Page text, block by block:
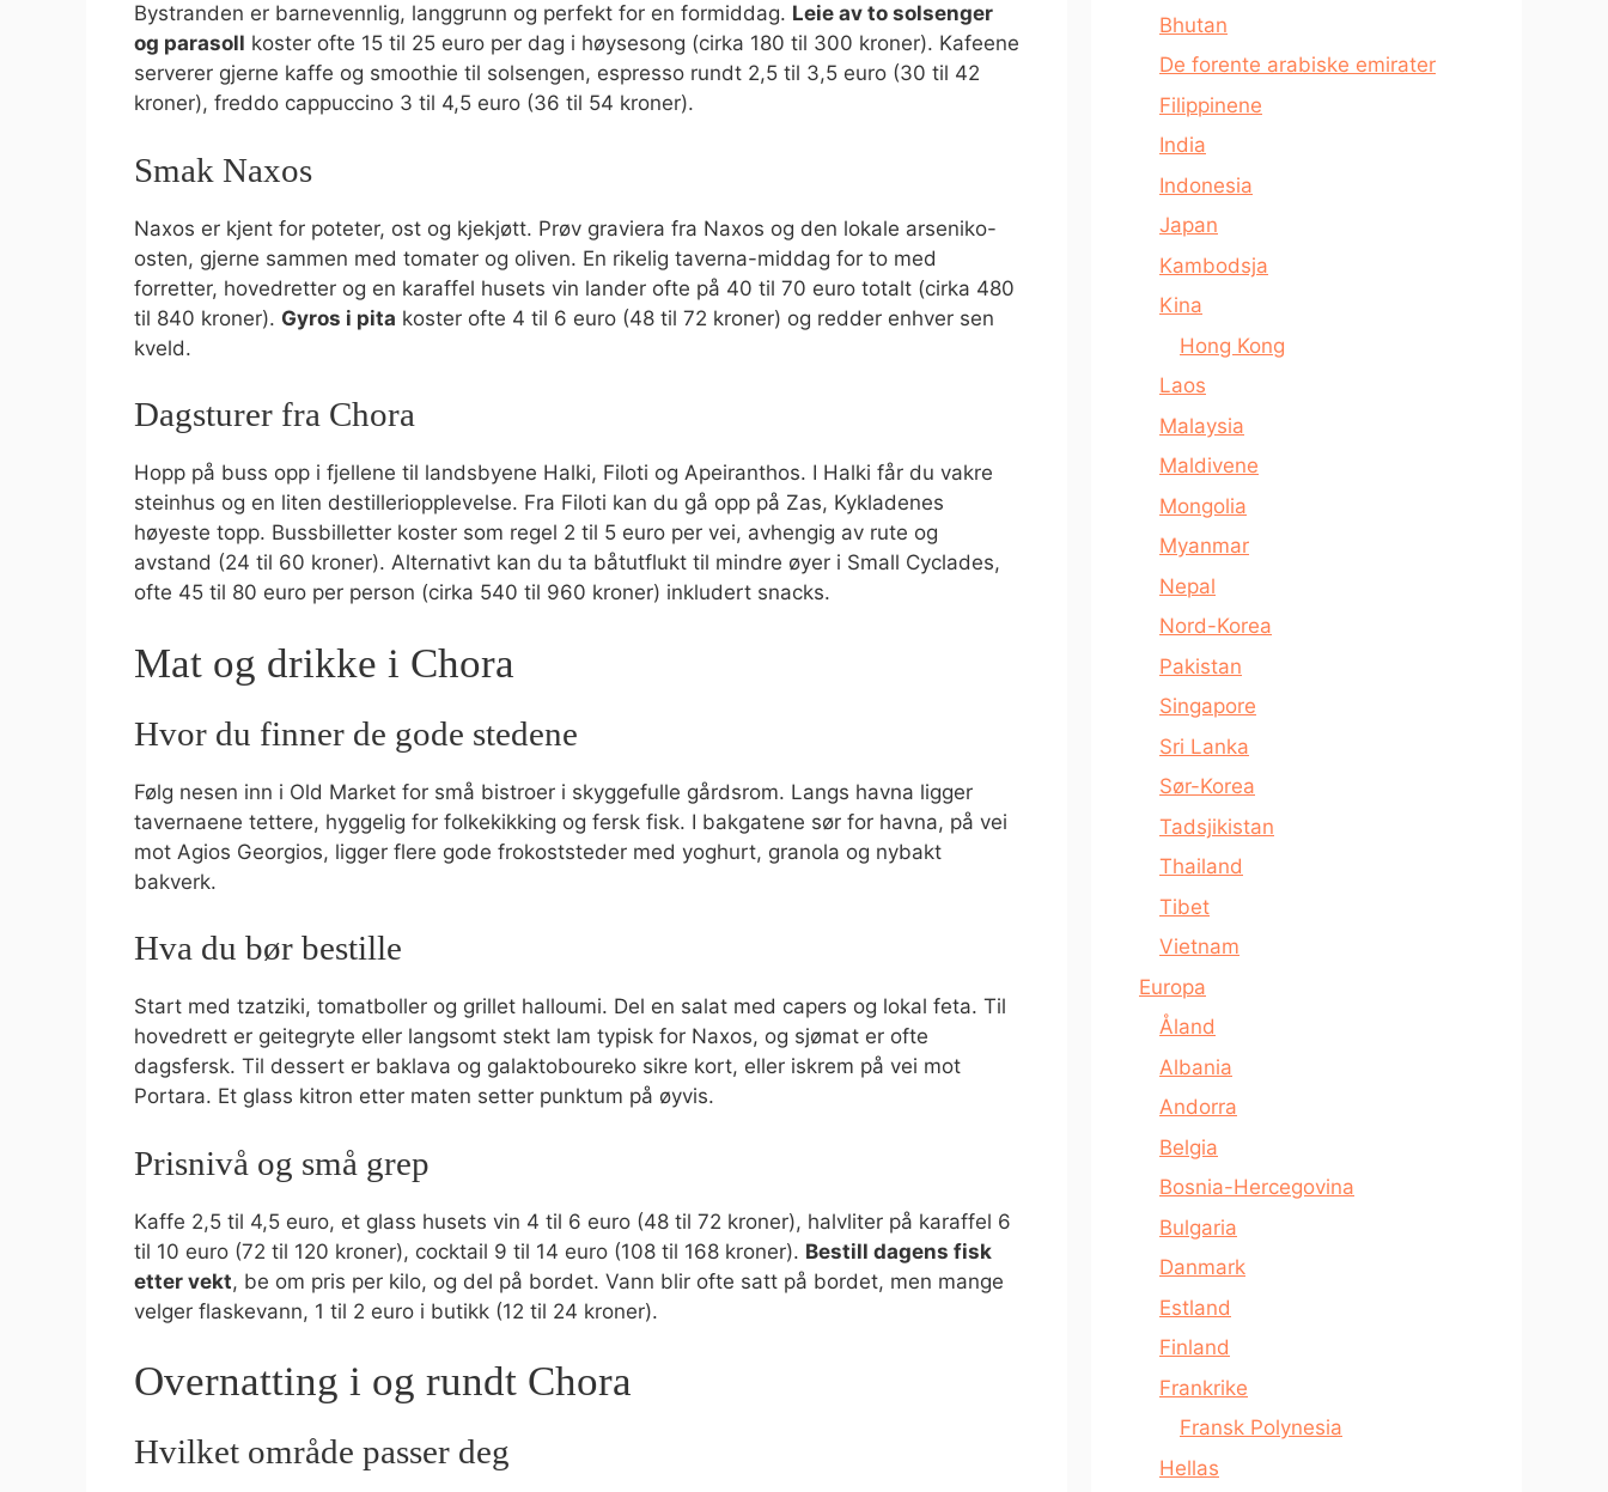
Bystranden er barnevennlig, langgrunn og perfekt for en formiddag. Leie av to solsenger
og parasoll koster ofte 15 til 25 euro per dag i høysesong (cirka 180 til 300 kroner). Kafeene
serverer gjerne kaffe og smoothie til solsengen, espresso rundt 2,5 til 3,5 euro (30 til 42
kroner), freddo cappuccino 3 til 4,5 euro (36 til 54 kroner).
Smak Naxos
Naxos er kjent for poteter, ost og kjekjøtt. Prøv graviera fra Naxos og den lokale arseniko-
osten, gjerne sammen med tomater og oliven. En rikelig taverna-middag for to med
forretter, hovedretter og en karaffel husets vin lander ofte på 40 til 70 euro totalt (cirka 480
til 840 kroner). Gyros i pita koster ofte 4 til 6 euro (48 til 72 kroner) og redder enhver sen
kveld.
Dagsturer fra Chora
Hopp på buss opp i fjellene til landsbyene Halki, Filoti og Apeiranthos. I Halki får du vakre
steinhus og en liten destilleriopplevelse. Fra Filoti kan du gå opp på Zas, Kykladenes
høyeste topp. Bussbilletter koster som regel 2 til 5 euro per vei, avhengig av rute og
avstand (24 til 60 kroner). Alternativt kan du ta båtutflukt til mindre øyer i Small Cyclades,
ofte 45 til 80 euro per person (cirka 540 til 960 kroner) inkludert snacks.
Mat og drikke i Chora
Hvor du finner de gode stedene
Følg nesen inn i Old Market for små bistroer i skyggefulle gårdsrom. Langs havna ligger
tavernaene tettere, hyggelig for folkekikking og fersk fisk. I bakgatene sør for havna, på vei
mot Agios Georgios, ligger flere gode frokoststeder med yoghurt, granola og nybakt
bakverk.
Hva du bør bestille
Start med tzatziki, tomatboller og grillet halloumi. Del en salat med capers og lokal feta. Til
hovedrett er geitegryte eller langsomt stekt lam typisk for Naxos, og sjømat er ofte
dagsfersk. Til dessert er baklava og galaktoboureko sikre kort, eller iskrem på vei mot
Portara. Et glass kitron etter maten setter punktum på øyvis.
Prisnivå og små grep
Kaffe 2,5 til 4,5 euro, et glass husets vin 4 til 6 euro (48 til 72 kroner), halvliter på karaffel 6
til 10 euro (72 til 120 kroner), cocktail 9 til 14 euro (108 til 168 kroner). Bestill dagens fisk
etter vekt, be om pris per kilo, og del på bordet. Vann blir ofte satt på bordet, men mange
velger flaskevann, 1 til 2 euro i butikk (12 til 24 kroner).
Overnatting i og rundt Chora
Hvilket område passer deg
Bhutan
De forente arabiske emirater
Filippinene
India
Indonesia
Japan
Kambodsja
Kina
Hong Kong
Laos
Malaysia
Maldivene
Mongolia
Myanmar
Nepal
Nord-Korea
Pakistan
Singapore
Sri Lanka
Sør-Korea
Tadsjikistan
Thailand
Tibet
Vietnam
Europa
Åland
Albania
Andorra
Belgia
Bosnia-Hercegovina
Bulgaria
Danmark
Estland
Finland
Frankrike
Fransk Polynesia
Hellas